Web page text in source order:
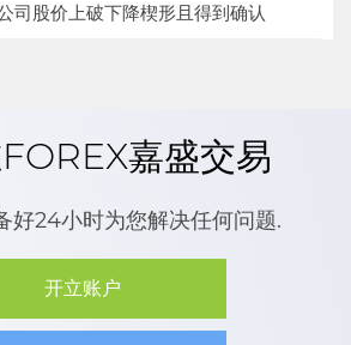
司股价上破下降楔形且得到确认
嘉盛交易
好24小时为您解决任何问题.
开立账户